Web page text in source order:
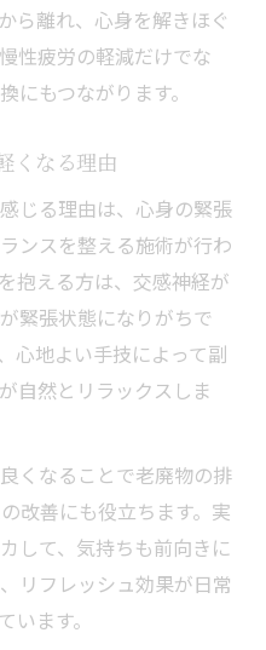
容を同時に叶える方
ッシュ習慣のコツ
ら離れ、心身を解きほぐ
性疲労の軽減だけでな
にもつながります。
くなる理由
じる理由は、心身の緊張
ンスを整える施術が行わ
抱える方は、交感神経が
緊張状態になりがちで
心地よい手技によって副
自然とリラックスしま
くなることで老廃物の排
改善にも役立ちます。実
して、気持ちも前向きに
リフレッシュ効果が日常
います。